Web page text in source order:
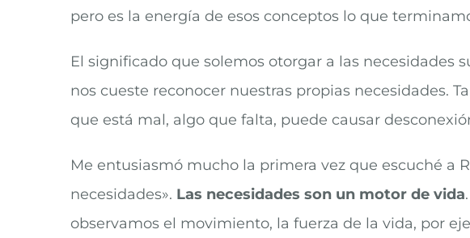
pero es la energía de esos conceptos lo que
El significado que solemos otorgar a las necesidades
nos cueste reconocer nuestras propias necesidades.
que está mal, algo que falta, puede causar
Me entusiasmó mucho la primera vez que escuché a
necesidades». Las necesidades son un motor de vida
observamos el movimiento, la fuerza de la vida, por